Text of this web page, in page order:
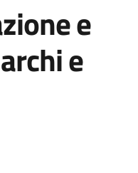
e
e